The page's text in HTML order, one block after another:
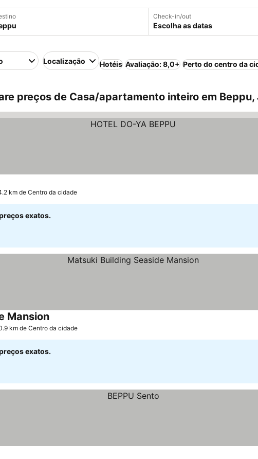
Check-in/out
Escolha as datas
Localização Hotéis Avaliação: 8,0+ Perto do centro da
preços de Casa/apartamento inteiro em Beppu,
km de Centro da cidade
exatos.
Mansion
km de Centro da cidade
exatos.